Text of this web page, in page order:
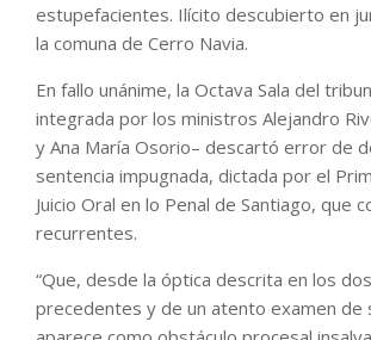
estupefacientes. Ilícito descubierto en
la comuna de Cerro Navia.
En fallo unánime, la Octava Sala del
integrada por los ministros Alejandro
y Ana María Osorio– descartó error de
sentencia impugnada, dictada por el
Juicio Oral en lo Penal de Santiago, que
recurrentes.
“Que, desde la óptica descrita en los
precedentes y de un atento examen de